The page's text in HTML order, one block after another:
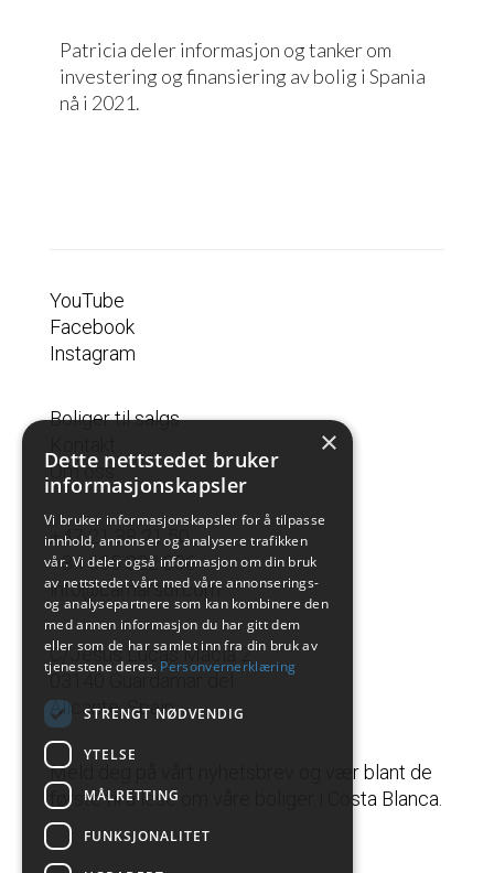
Patricia deler informasjon og tanker om
investering og finansiering av bolig i Spania
nå i 2021.
YouTube
Facebook
Instagram
Boliger til salgs
Om oss
+47 21 38 21 50
+34 665 822 336
info@camarsol.com
C/Jesus Lucas Macia 2
03140 Guardamar del
Alicante, Spain
Meld deg på vårt nyhetsbrev og vær blant de
første til å lese om våre boliger i Costa Blanca.
×
Dette nettstedet bruker
informasjonskapsler
Vi bruker informasjonskapsler for å tilpasse
innhold, annonser og analysere trafikken
vår. Vi deler også informasjon om din bruk
av nettstedet vårt med våre annonserings-
og analysepartnere som kan kombinere den
med annen informasjon du har gitt dem
eller som de har samlet inn fra din bruk av
tjenestene deres. Personvernerklæring
STRENGT NØDVENDIG
YTELSE
MÅLRETTING
FUNKSJONALITET